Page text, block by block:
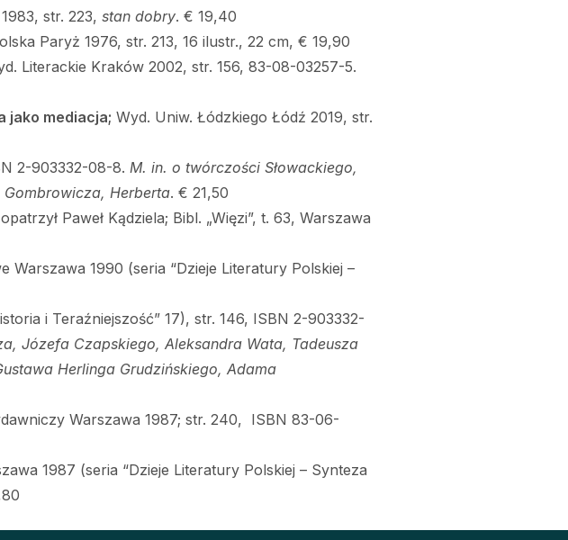
str. 223, stan dobry. € 19,40
Paryż 1976, str. 213, 16 ilustr., 22 cm, € 19,90
Literackie Kraków 2002, str. 156, 83-08-03257-5.
jako mediacja; Wyd. Uniw. Łódzkiego Łódź 2019, str.
2-903332-08-8. M. in. o twórczości Słowackiego,
Herberta. € 21,50
Paweł Kądziela; Bibl. „Więzi”, t. 63, Warszawa
Warszawa 1990 (seria “Dzieje Literatury Polskiej –
i Teraźniejszość” 17), str. 146, ISBN 2-903332-
Józefa Czapskiego, Aleksandra Wata, Tadeusza
Herlinga Grudzińskiego, Adama
Warszawa 1987; str. 240, ISBN 83-06-
1987 (seria “Dzieje Literatury Polskiej – Synteza